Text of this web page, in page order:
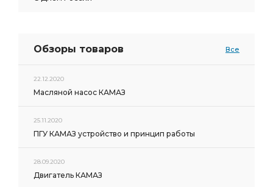
Обзоры товаров Все
22.12.2020
Масляной насос КАМАЗ
25.11.2020
ПГУ КАМАЗ устройство и принцип работы
28.09.2020
Двигатель КАМАЗ